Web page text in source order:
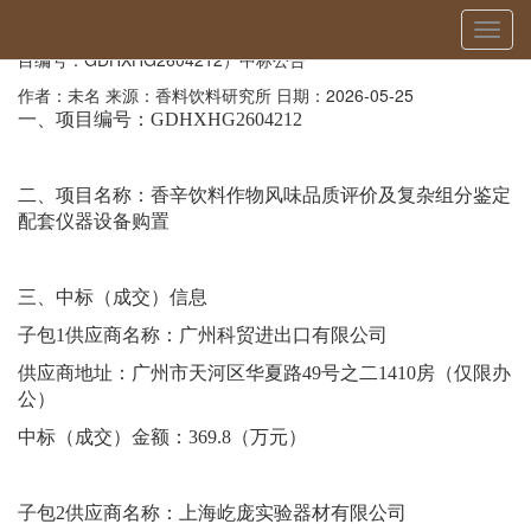
切
换
香辛饮料作物风味品质评价及复杂组分鉴定配套仪器设备购置（项
目编号：GDHXHG2604212）中标公告
作者：未名 来源：香料饮料研究所 日期：2026-05-25
一、项目编号： GDHXHG2604212
二、项目名称：香辛饮料作物风味品质评价及复杂组分鉴定
配套仪器设备购置
三、中标（成交）信息
子包1供应商名称： 广州科贸进出口有限公司
供应商地址： 广州市天河区华夏路49号之二1410房（仅限办
公）
中标（成交）金额： 369.8 （万元）
子包2供应商名称：
上海屹庞实验器材有限公司